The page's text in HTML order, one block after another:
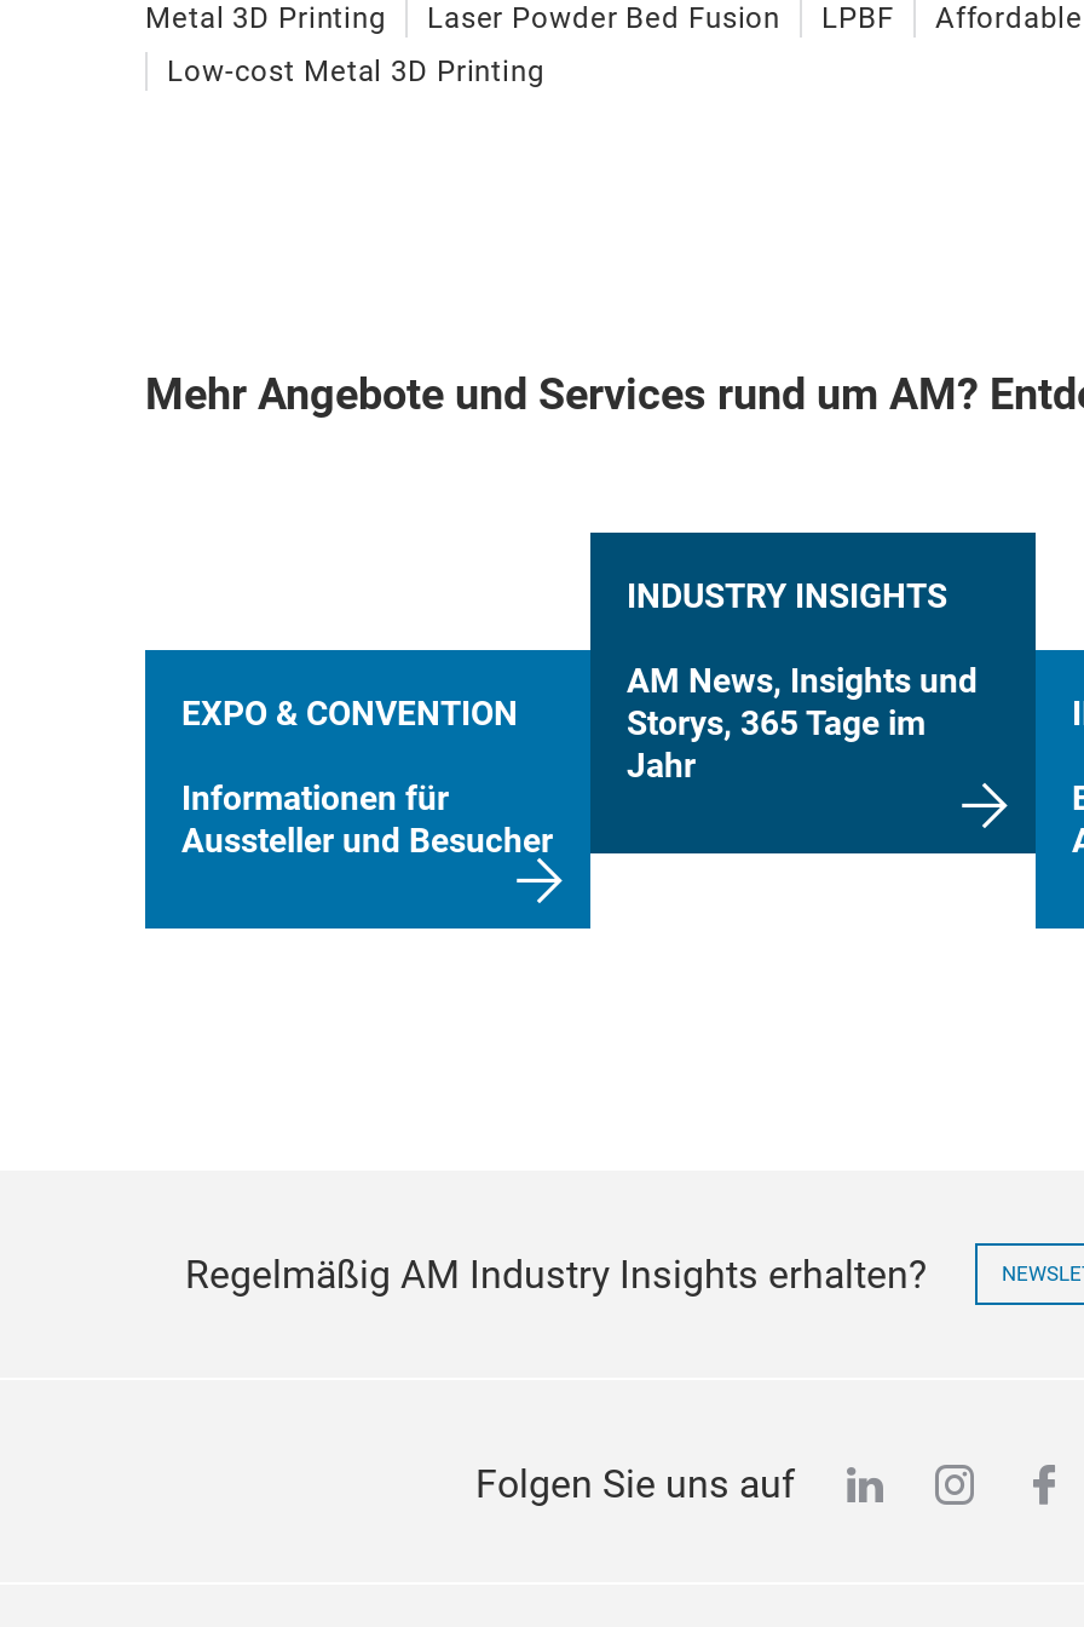
Metal 3D Printing Laser Powder Bed Fusion LPBF
Affordable
Low-cost Metal 3D Printing
Mehr Angebote und Services rund um AM?
EXPO & CONVENTION
Informationen für
Aussteller und Besucher
INDUSTRY INSIGHTS
AM News, Insights und
Storys, 365 Tage im
Jahr
Regelmäßig AM Industry Insights erhalten?
Folgen Sie uns auf linkedin